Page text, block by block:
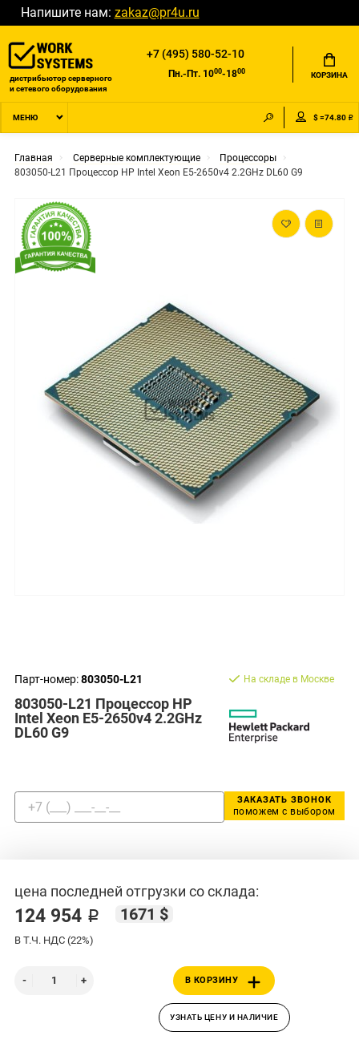
Напишите нам: zakaz@pr4u.ru
дистрибьютор серверного
и сетевого оборудования
+7 (495) 580-52-10
Пн.-Пт. 1000-1800 КОРЗИНА
МЕНЮ $ =74.80 ₽
Главная Серверные комплектующие
Процессоры
803050-L21 Процессор HP Intel Xeon E5-2650v4 2.2GHz DL60 G9
Парт-номер:803050-L21
803050-L21 Процессор HP
Intel Xeon E5-2650v4 2.2GHz
DL60 G9
На складе в Москве
ЗАКАЗАТЬ ЗВОНОК
поможем с выбором
цена последней отгрузки со склада:
124 954 ₽ 1671 $
В Т.Ч. НДС (22%)
В КОРЗИНУ
УЗНАТЬ ЦЕНУ И НАЛИЧИЕ